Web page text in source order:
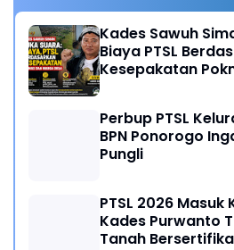
Kades Sawuh
Biaya PTSL
Kesepakatan
Perbup PTSL
BPN Ponorogo
Pungli
PTSL 2026 Masuk
Kades Purwanto
Tanah